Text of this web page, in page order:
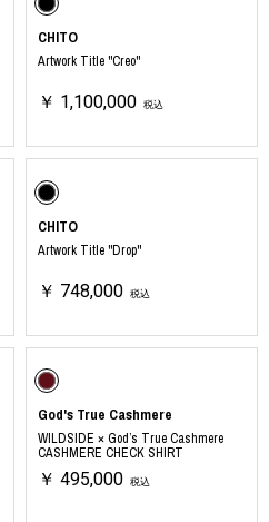
CHITO
Artwork Title "Creo"
￥ 1,100,000 税込
CHITO
Artwork Title "Drop"
￥ 748,000 税込
God's True Cashmere
WILDSIDE × God’s True Cashmere
CASHMERE CHECK SHIRT
￥ 495,000 税込